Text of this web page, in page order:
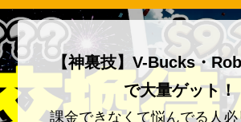
【神裏技】V-Bucks・
で大量ゲット！
課金できなくて悩んでる人